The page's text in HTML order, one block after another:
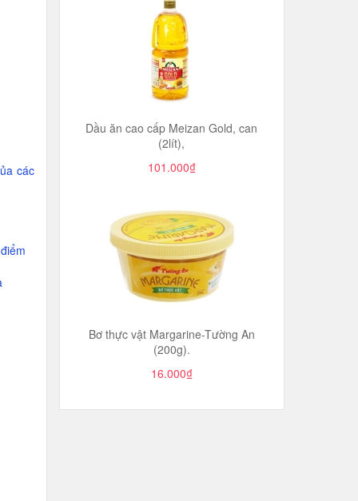
các
Dầu ăn cao cấp Meizan Gold, can
(2lít),
101.000₫
Bơ thực vật Margarine-Tường An
(200g).
16.000₫